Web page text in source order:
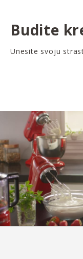
Budite
Unesite svoju